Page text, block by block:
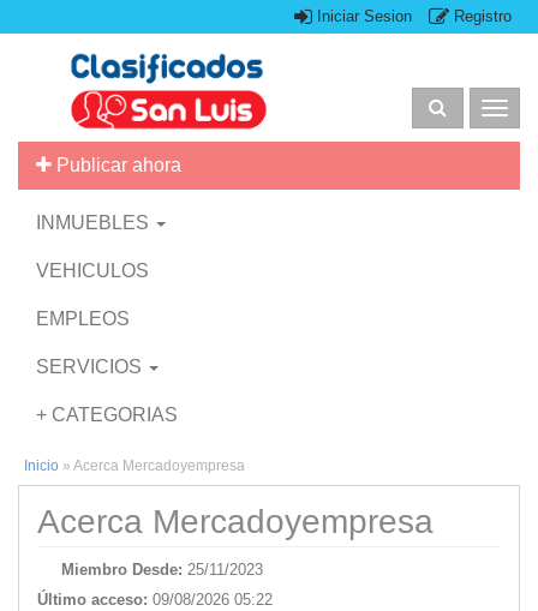
Iniciar Sesion Registro
Publicar ahora
INMUEBLES
VEHICULOS
EMPLEOS
SERVICIOS
+ CATEGORIAS
Inicio » Acerca Mercadoyempresa
Acerca Mercadoyempresa
Miembro Desde: 25/11/2023
Último acceso: 09/08/2026 05:22